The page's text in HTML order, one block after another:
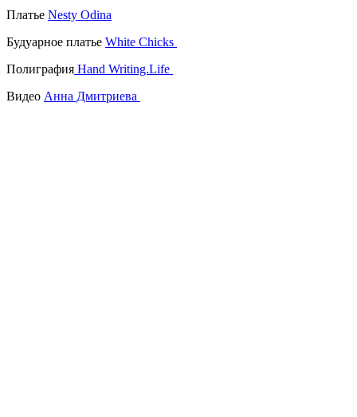
Платье Nesty Odina
Будуарное платье White Chicks
Полиграфия Hand Writing.Life
Видео Анна Дмитриева